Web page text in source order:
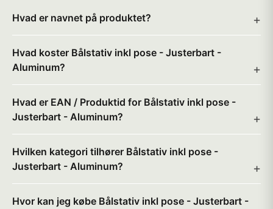
Hvad er navnet på produktet?
Hvad koster Bålstativ inkl pose - Justerbart -
Aluminum?
Hvad er EAN / Produktid for Bålstativ inkl pose -
Justerbart - Aluminum?
Hvilken kategori tilhører Bålstativ inkl pose -
Justerbart - Aluminum?
Hvor kan jeg købe Bålstativ inkl pose - Justerbart -